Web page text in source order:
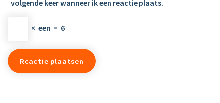
volgende keer wanneer ik een reactie plaats.
× een = 6